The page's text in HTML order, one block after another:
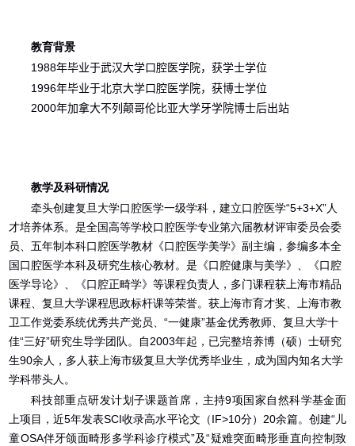
教育背景
1988年毕业于武汉大学口腔医学院，获学士学位
1996年毕业于北京大学口腔医学院，获博士学位
2000年加拿大不列颠哥伦比亚大学牙学院博士后出站
教学及科研情况
牵头创建复旦大学口腔医学一级学科，建立口腔医学“5+3+X”人
才培养体系。是全国高等学校口腔医学专业第六届教材评审委员会委
员、五年制本科口腔医学教材《口腔医学美学》副主编，参编多本全
国口腔医学本科及研究生核心教材。是《口腔健康与美学》、《口腔
医学导论》、《口腔正畸学》等课程负责人，多门课程获上海市精品
课程、复旦大学课程思政标杆课等荣誉。获上海市育才奖、上海市教
卫工作党委系统优秀共产党员、“一健康”基金优秀教师、复旦大学十
佳“三好”研究生导学团队。自2003年起，已完整培养博（硕）士研究
生90余人，多人获上海市级复旦大学优秀毕业生，成为国内知名大学
学科带头人。
科技部重点研发计划子课题首席，主持9项国家自然科学基金面
上项目，近5年发表SCI收录高水平论文（IF>10分） 20余篇。创建“儿
童OSA伴牙颌面畸形多学科诊疗模式”及“疑难突面畸形垂直向控制致